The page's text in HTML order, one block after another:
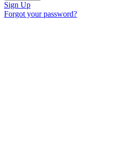
Sign Up
Forgot your password?